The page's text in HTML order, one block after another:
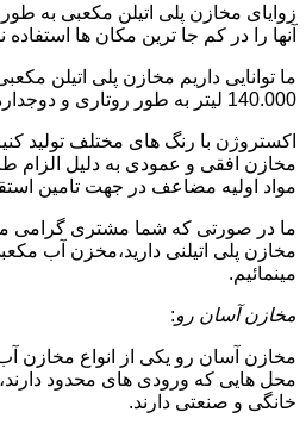
زوایای مخازن پلی اتیلن مکعبی به
آنها را در کم جا ترین مکان ها
140.000 لیتر به طور روتاری و دوجداره در قالب های روش
اکستروژن با رنگ های مختلف تولید
مخازن افقی و عمودی به دلیل الزام
مواد اولیه مضاعف در جهت تامین
ما در صورتی که شما مشتری گرامی
مخازن پلی اتیلنی دارید،مخزن آب
مینمائیم.
مخازن آسان رو:
مخازن آسان رو یکی از انواع
محل هایی که ورودی های محدود
خانگی و صنعتی دارند.